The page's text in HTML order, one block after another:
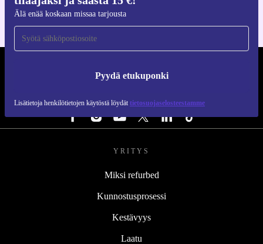
Älä enää koskaan missaa tarjousta
Pyydä etukuponki
Lisätietoja henkilötietojen käytöstä löydät tietosuojaselosteestamme
YRITYS
Miksi refurbed
Kunnostusprosessi
Kestävyys
Laatu